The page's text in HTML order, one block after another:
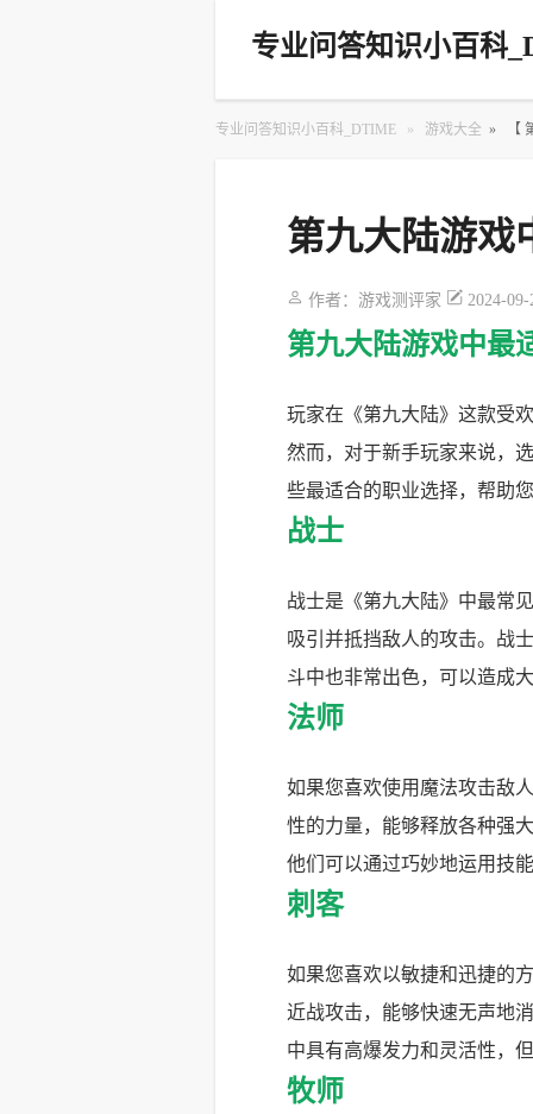
专业问答知识小百科
专业问答知识小百科_DTIME » 游戏大全 » 【
第九大陆游戏
作者： 游戏测评家 2024-
第九大陆游戏中最
玩家在《第九大陆》这款受
然而，对于新手玩家来说，
些最适合的职业选择，帮助
战士
战士是《第九大陆》中最常
吸引并抵挡敌人的攻击。战
斗中也非常出色，可以造成
法师
如果您喜欢使用魔法攻击敌
性的力量，能够释放各种强
他们可以通过巧妙地运用技
刺客
如果您喜欢以敏捷和迅捷的
近战攻击，能够快速无声地
中具有高爆发力和灵活性，
牧师